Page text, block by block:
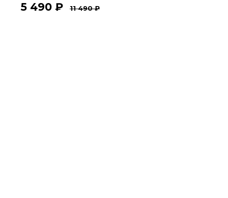
5 490₽ 11 490₽